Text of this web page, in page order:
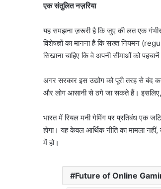
एक संतुलित नज़रिया
यह समझना ज़रूरी है कि जुए की लत एक
विशेषज्ञों का मानना है कि सख्त नियमन
सिखाना चाहिए कि वे अपनी सीमाओं को
अगर सरकार इस उद्योग को पूरी तरह से बंद
और लोग आसानी से ठगे जा सकते हैं। इसलिए,
भारत में रियल मनी गेमिंग पर प्रतिबंध एक
होगा। यह केवल आर्थिक नीति का मामला
में हो।
Future of Online